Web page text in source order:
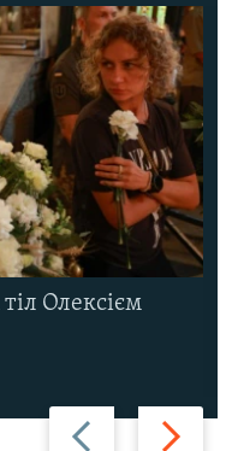
Назад Вперед
Олексієм